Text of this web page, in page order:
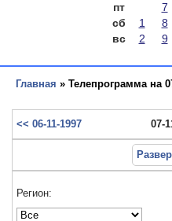
пт
7
сб
1 8
вс
2 9
Главная » Телепрограмма на
<< 06-11-1997 07-
Регион: